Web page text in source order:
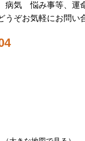
気 悩み事等、運
ぞお気軽にお問い